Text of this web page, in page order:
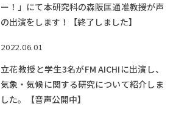
ー！」にて本研究科の森阪匡通准教授が声
の出演をします！【終了しました】
2022.06.01
立花教授と学生3名がFM AICHIに出演し、
気象・気候に関する研究について紹介しま
した。【音声公開中】